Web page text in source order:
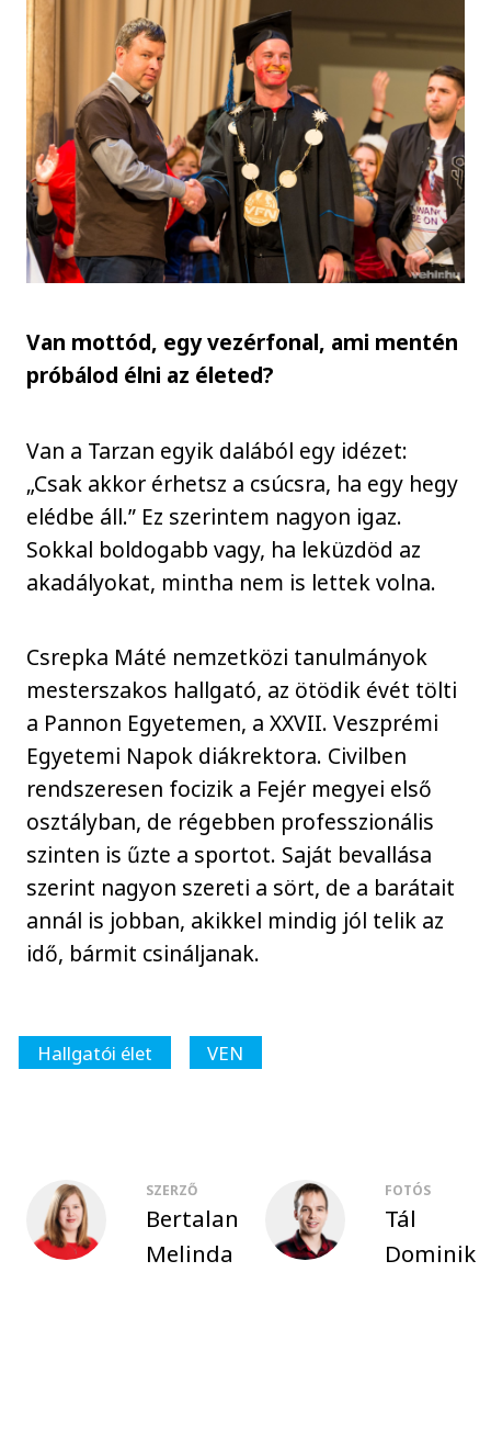
Van mottód, egy vezérfonal, ami mentén
próbálod élni az életed?
Van a Tarzan egyik dalából egy idézet:
„Csak akkor érhetsz a csúcsra, ha egy hegy
elédbe áll.” Ez szerintem nagyon igaz.
Sokkal boldogabb vagy, ha leküzdöd az
akadályokat, mintha nem is lettek volna.
Csrepka Máté nemzetközi tanulmányok
mesterszakos hallgató, az ötödik évét tölti
a Pannon Egyetemen, a XXVII. Veszprémi
Egyetemi Napok diákrektora. Civilben
rendszeresen focizik a Fejér megyei első
osztályban, de régebben professzionális
szinten is űzte a sportot. Saját bevallása
szerint nagyon szereti a sört, de a barátait
annál is jobban, akikkel mindig jól telik az
idő, bármit csináljanak.
Hallgatói élet VEN
SZERZŐ
Bertalan
Melinda
FOTÓS
Tál
Dominik